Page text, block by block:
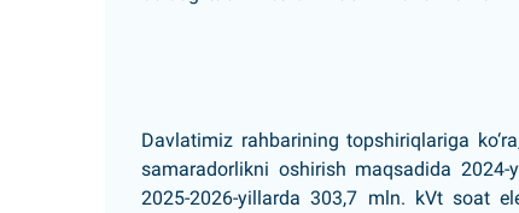
Davlatimiz rahbarining topshiriqlariga
samaradorlikni oshirish maqsadida 2024-
2025-2026-yillarda 303,7 mln. kVt soat